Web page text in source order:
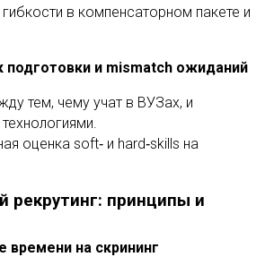
гибкости в компенсаторном пакете и
подготовки и mismatch ожиданий
тем, чему учат в ВУЗах, и
оценка soft‑ и hard‑skills на
рекрутинг: принципы и
времени на скрининг